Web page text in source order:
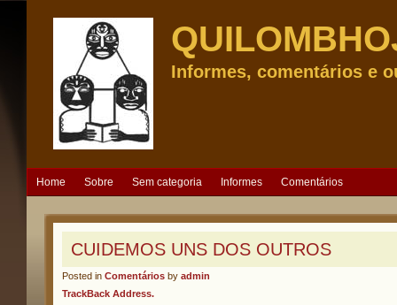
Informes, comentários e
Home Sobre Sem categoria Informes Comentários
CUIDEMOS UNS DOS OUTROS
Posted in Comentários by admin
TrackBack Address.